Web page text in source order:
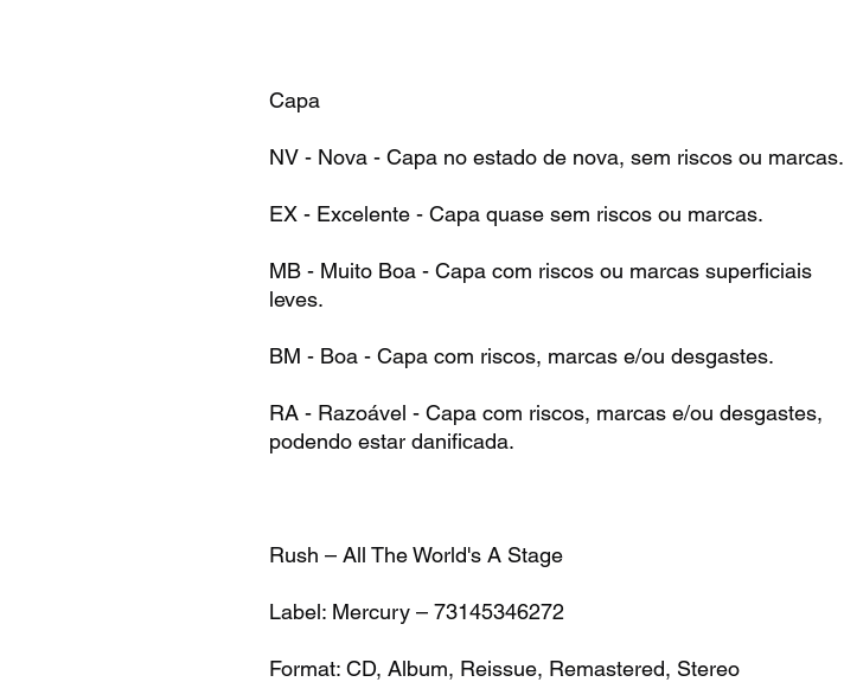
Capa
NV - Nova - Capa no estado de nova, sem riscos ou marcas.
EX - Excelente - Capa quase sem riscos ou marcas.
MB - Muito Boa - Capa com riscos ou marcas superficiais
leves.
BM - Boa - Capa com riscos, marcas e/ou desgastes.
RA - Razoável - Capa com riscos, marcas e/ou desgastes,
podendo estar danificada.
Rush – All The World's A Stage
Label: Mercury – 73145346272
Format: CD, Album, Reissue, Remastered, Stereo